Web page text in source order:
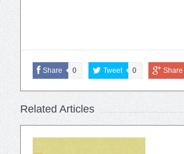
Share 0 Tweet 0 Share
Related Articles